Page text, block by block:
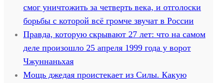
смог уничтожить за четверть века, и отголоски
борьбы с которой всё громче звучат в России
Правда, которую скрывают 27 лет: что на самом
деле произошло 25 апреля 1999 года у ворот
Чжуннаньхая
Мощь джедая проистекает из Силы. Какую